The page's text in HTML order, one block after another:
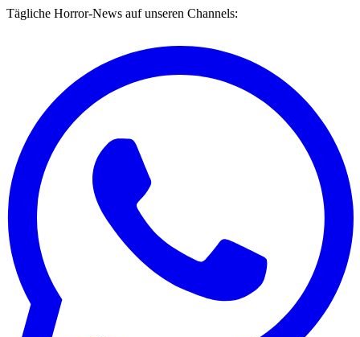
Tägliche Horror-News auf unseren Channels: